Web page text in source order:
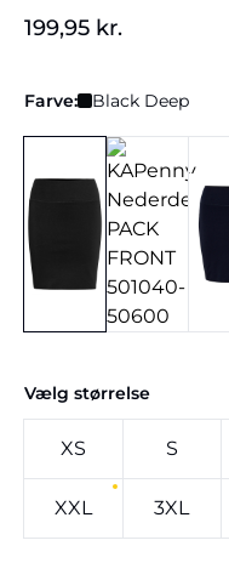
199,95 kr.
Farve: Black Deep
Vælg størrelse
XS S
XXL 3XL